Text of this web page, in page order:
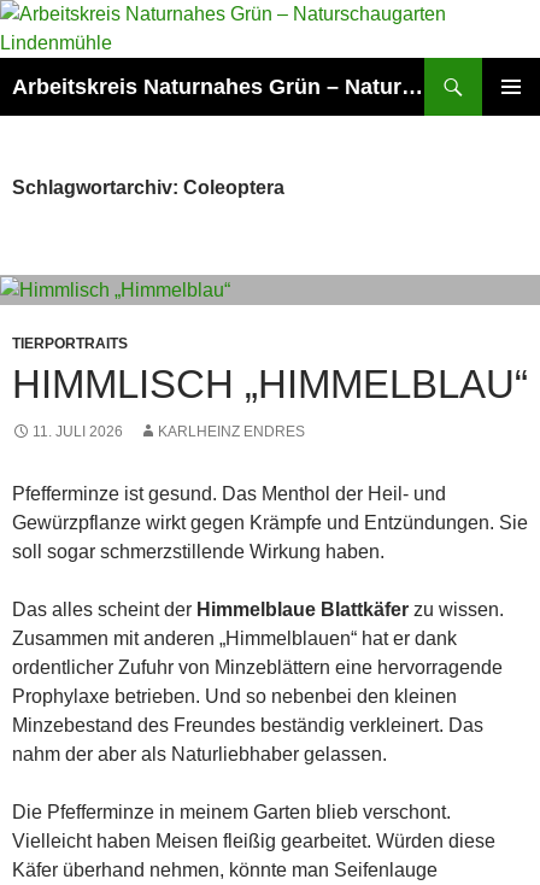
Zum
Inhalt
Arbeitskreis Naturnahes Grün – Naturschaugarten Lindenmühle
Schlagwortarchiv: Coleoptera
TIERPORTRAITS
HIMMLISCH „HIMMELBLAU“
11. JULI 2026 KARLHEINZ ENDRES
Pfefferminze ist gesund. Das Menthol der Heil- und
Gewürzpflanze wirkt gegen Krämpfe und Entzündungen. Sie
soll sogar schmerzstillende Wirkung haben.
Das alles scheint der Himmelblaue Blattkäfer zu wissen.
Zusammen mit anderen „Himmelblauen“ hat er dank
ordentlicher Zufuhr von Minzeblättern eine hervorragende
Prophylaxe betrieben. Und so nebenbei den kleinen
Minzebestand des Freundes beständig verkleinert. Das
nahm der aber als Naturliebhaber gelassen.
Die Pfefferminze in meinem Garten blieb verschont.
Vielleicht haben Meisen fleißig gearbeitet. Würden diese
Käfer überhand nehmen, könnte man Seifenlauge